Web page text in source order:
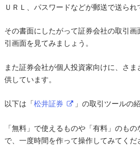
ＵＲＬ、パスワードなどが郵送で送られ
その書面にしたがって証券会社の取引画
引画面を見てみましょう。
また証券会社が個人投資家向けに、さ
供しています。
以下は「松井証券 」の取引ツールの
「無料」で使えるものや「有料」のも
で、一度時間を作って操作してみてくだ